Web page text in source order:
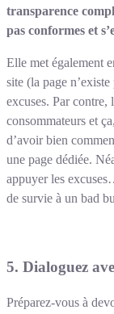
transparence
pas conformes et
Elle met également
site (la page
excuses. Par contre,
consommateurs et
d’avoir bien
une page dédiée.
appuyer les
de survie à un bad
5. Dialoguez
Préparez-vous à